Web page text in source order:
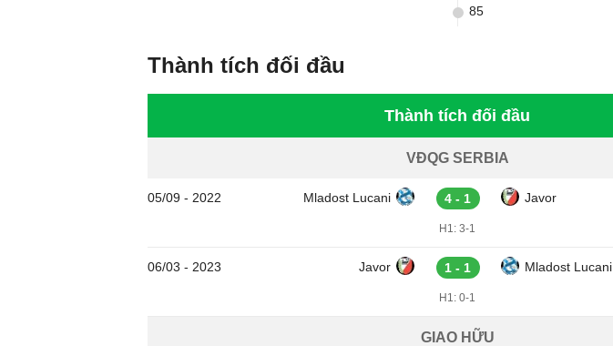
85
Thành tích đối đầu
Thành tích đối đầu
VĐQG SERBIA
05/09 - 2022 Mladost Lucani 4 - 1 Javor
H1: 3-1
06/03 - 2023 Javor 1 - 1 Mladost Lucani
H1: 0-1
GIAO HỮU